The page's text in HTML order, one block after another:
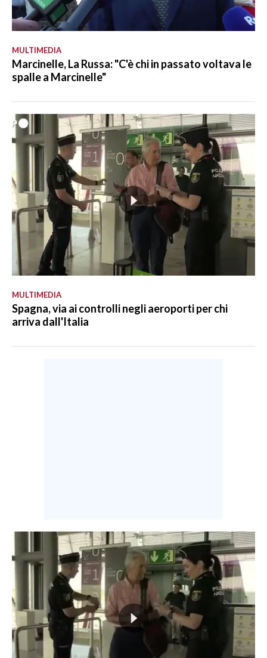
MULTIMEDIA
Marcinelle, La Russa: "C'è chi in passato voltava le
spalle a Marcinelle"
MULTIMEDIA
Spagna, via ai controlli negli aeroporti per chi
arriva dall'Italia